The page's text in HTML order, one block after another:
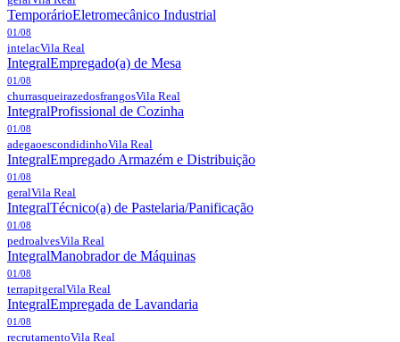
TemporárioEletromecânico Industrial
01/08
intelacVila Real
IntegralEmpregado(a) de Mesa
01/08
churrasqueirazedosfrangosVila Real
IntegralProfissional de Cozinha
01/08
adegaoescondidinhoVila Real
IntegralEmpregado Armazém e Distribuição
01/08
geralVila Real
IntegralTécnico(a) de Pastelaria/Panificação
01/08
pedroalvesVila Real
IntegralManobrador de Máquinas
01/08
terrapitgeralVila Real
IntegralEmpregada de Lavandaria
01/08
recrutamentoVila Real